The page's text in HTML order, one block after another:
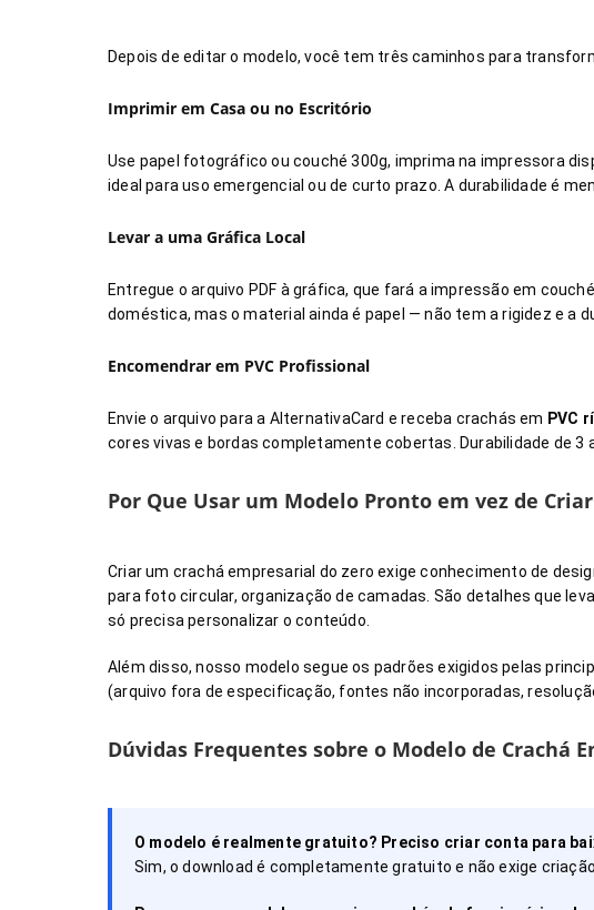
Depois de editar o modelo, você tem três caminhos para
Imprimir em Casa ou no Escritório
Use papel fotográfico ou couché 300g, imprima na impressora
ideal para uso emergencial ou de curto prazo. A durabilidade é
Levar a uma Gráfica Local
Entregue o arquivo PDF à gráfica, que fará a impressão em
doméstica, mas o material ainda é papel — não tem a rigidez e a
Encomendrar em PVC Profissional
Envie o arquivo para a AlternativaCard e receba crachás em PVC
cores vivas e bordas completamente cobertas. Durabilidade de 3
Por Que Usar um Modelo Pronto em vez de
Criar um crachá empresarial do zero exige conhecimento de
para foto circular, organização de camadas. São detalhes que
só precisa personalizar o conteúdo.
Além disso, nosso modelo segue os padrões exigidos pelas
(arquivo fora de especificação, fontes não incorporadas,
Dúvidas Frequentes sobre o Modelo de Crachá
O modelo é realmente gratuito? Preciso criar conta para
Sim, o download é completamente gratuito e não exige